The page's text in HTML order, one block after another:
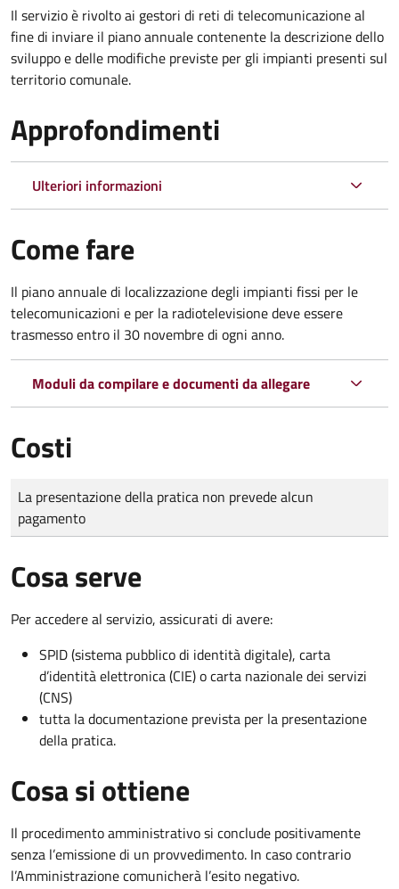
Il servizio è rivolto ai gestori di reti di telecomunicazione al
fine di inviare il piano annuale contenente la descrizione dello
sviluppo e delle modifiche previste per gli impianti presenti sul
territorio comunale.
Approfondimenti
Ulteriori informazioni
Come fare
Il piano annuale di localizzazione degli impianti fissi per le
telecomunicazioni e per la radiotelevisione deve essere
trasmesso entro il 30 novembre di ogni anno.
Moduli da compilare e documenti da allegare
Costi
Tipo di pagamento
Importo
La presentazione della pratica non prevede alcun
pagamento
Cosa serve
Per accedere al servizio, assicurati di avere:
SPID (sistema pubblico di identità digitale), carta
d’identità elettronica (CIE) o carta nazionale dei servizi
(CNS)
tutta la documentazione prevista per la presentazione
della pratica.
Cosa si ottiene
Il procedimento amministrativo si conclude positivamente
senza l’emissione di un provvedimento. In caso contrario
l’Amministrazione comunicherà l’esito negativo.